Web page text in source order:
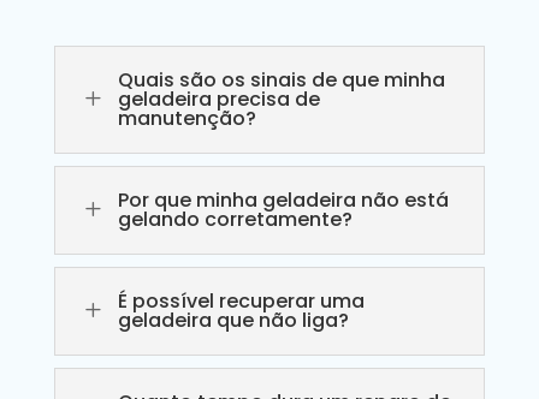
L
Quais são os sinais de que minha
geladeira precisa de
manutenção?
L Por que minha geladeira não está
gelando corretamente?
L É possível recuperar uma
geladeira que não liga?